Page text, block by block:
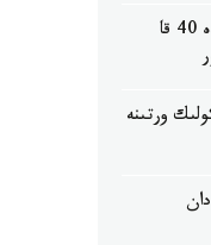
ۇلتتىق ۇلاننىڭ اسكەري بولىمدەرىندە 40 قا
ورتىنە